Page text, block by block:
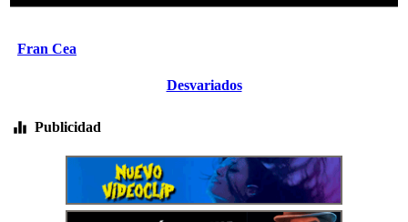
Fran Cea
Desvariados
Publicidad